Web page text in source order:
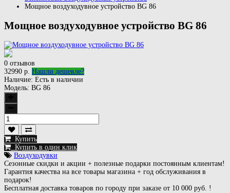
Мощное воздуходувное устройство BG 86
Мощное воздуходувное устройство BG 86
0 отзывов
32990 р. Нашли дешевле?
Наличие: Есть в наличии
Модель: BG 86
Купить
Купить в один клик
Воздуходувки
Сезонные скидки и акции + полезные подарки постоянным клиентам!
Гарантия качества на все товары магазина + год обслуживания в
подарок!
Бесплатная доставка товаров по городу при заказе от 10 000 руб. !